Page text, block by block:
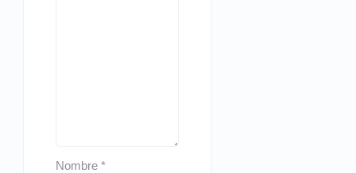
Nombre*